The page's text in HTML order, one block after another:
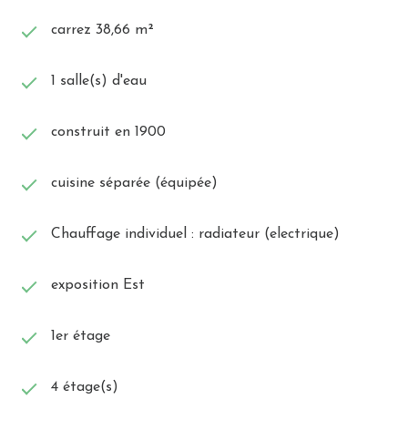
carrez 38,66 m²
1 salle(s) d'eau
construit en 1900
cuisine séparée (équipée)
Chauffage individuel : radiateur (electrique)
exposition Est
1er étage
4 étage(s)